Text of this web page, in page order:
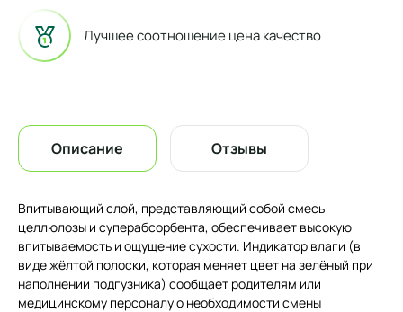
Лучшее соотношение цена качество
Описание Отзывы
Впитывающий слой, представляющий собой смесь
целлюлозы и суперабсорбента, обеспечивает высокую
впитываемость и ощущение сухости. Индикатор влаги (в
виде жёлтой полоски, которая меняет цвет на зелёный при
наполнении подгузника) сообщает родителям или
медицинскому персоналу о необходимости смены